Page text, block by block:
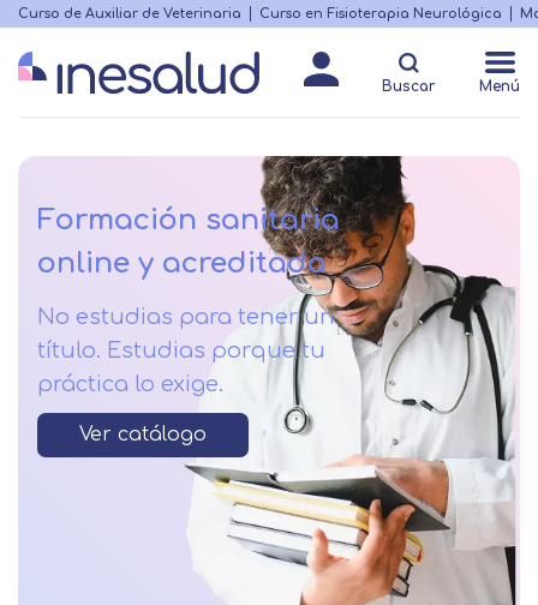
Skip
main
content
Menú
destacado
Curso de Auxiliar de Veterinaria Curso en Fisioterapia Neurológica
Buscar Menú
Formación sanitaria
online y acreditada
No estudias para tener un
título. Estudias porque tu
práctica lo exige.
Ver catálogo
Matricularme